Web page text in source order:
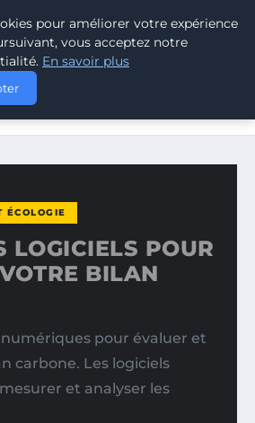
ET ÉCOLOGIE
POUR FACILITER VOTRE BILAN
ÉCOLOGIE
LOGICIELS POUR
BILAN
numériques pour évaluer et
carbone. Les logiciels
et analyser les
pour améliorer votre expérience
vous acceptez notre
En savoir plus